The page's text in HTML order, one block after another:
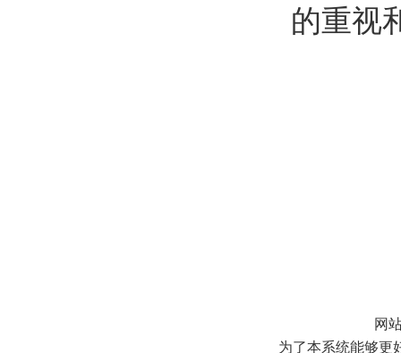
的重视
网
为了本系统能够更